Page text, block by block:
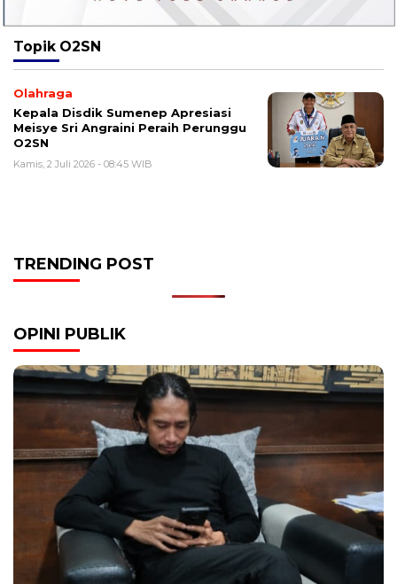
Topik O2SN
Olahraga
Kepala Disdik Sumenep Apresiasi
Meisye Sri Angraini Peraih Perunggu
O2SN
Kamis, 2 Juli 2026 - 08:45 WIB
TRENDING POST
OPINI PUBLIK